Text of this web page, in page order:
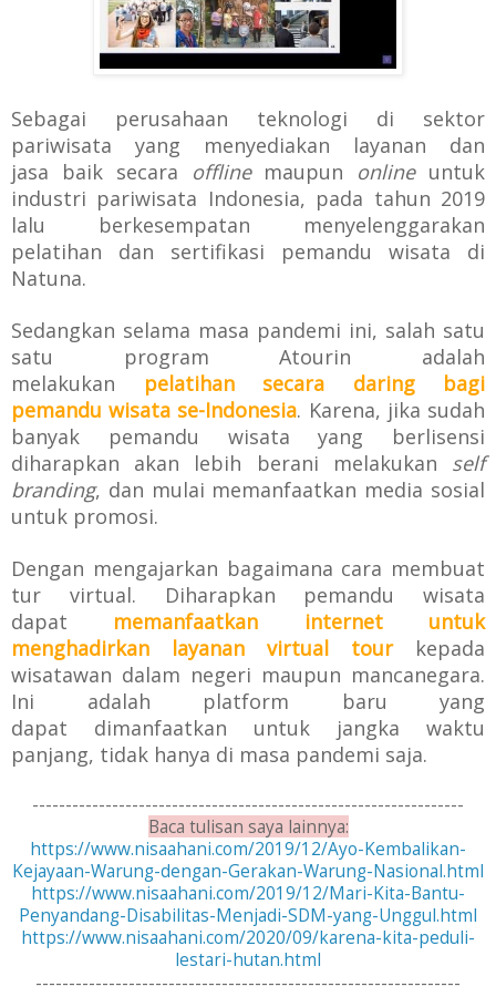
Sebagai perusahaan teknologi di sektor
pariwisata yang menyediakan layanan dan
jasa baik secara offlinemaupun onlineuntuk
industri pariwisata Indonesia, pada tahun 2019
lalu berkesempatan menyelenggarakan
pelatihan dan sertifikasi pemandu wisata di
Natuna.
Sedangkan selama masa pandemi ini, salah satu
satu program Atourin adalah
melakukan
pelatihan secara daring bagi
pemandu wisata se-Indonesia. Karena, jika sudah
banyak pemandu wisata yang berlisensi
diharapkan akan lebih berani melakukan self
branding, dan mulai memanfaatkan media sosial
untuk promosi.
Dengan mengajarkan bagaimana cara membuat
tur virtual.
Diharapkan pemandu wisata
dapat memanfaatkan internet untuk
menghadirkan layanan virtual tourkepada
wisatawan dalam negeri maupun mancanegara.
Ini adalah platform baru yang
dapat dimanfaatkan untuk jangka waktu
panjang, tidak hanya di masa pandemi saja.
-----------------------------------------------------------------
Baca tulisan saya lainnya:
https://www.nisaahani.com/2019/12/Ayo-Kembalikan-
Kejayaan-Warung-dengan-Gerakan-Warung-Nasional.html
https://www.nisaahani.com/2019/12/Mari-Kita-Bantu-
Penyandang-Disabilitas-Menjadi-SDM-yang-Unggul.html
https://www.nisaahani.com/2020/09/karena-kita-peduli-
lestari-hutan.html
----------------------------------------------------------------